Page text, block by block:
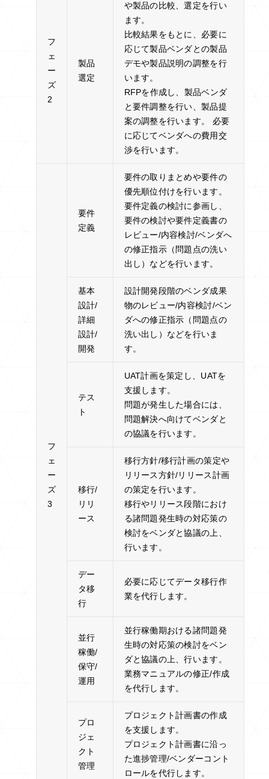
フ
ェ
ー
ズ
2
製品
選定
や製品の比較、選定を行い
ます。
比較結果をもとに、必要に
応じて製品ベンダとの製品
デモや製品説明の調整を行
います。
RFPを作成し、製品ベンダ
と要件調整を行い、製品提
案の調整を行います。 必要
に応じてベンダへの費用交
渉を行います。
フ
ェ
ー
ズ
3
要件
定義
要件の取りまとめや要件の
優先順位付けを行います。
要件定義の検討に参画し、
要件の検討や要件定義書の
レビュー/内容検討/ベンダへ
の修正指示（問題点の洗い
出し）などを行います。
基本
設計/
詳細
設計/
開発
設計開発段階のベンダ成果
物のレビュー/内容検討/ベン
ダへの修正指示（問題点の
洗い出し）などを行いま
す。
テス
ト
UAT計画を策定し、UATを
支援します。
問題が発生した場合には、
問題解決へ向けてベンダと
の協議を行います。
移行/
リリ
ース
移行方針/移行計画の策定や
リリース方針/リリース計画
の策定を行います。
移行やリリース段階におけ
る諸問題発生時の対応策の
検討をベンダと協議の上、
行います。
デー
タ移
行
必要に応じてデータ移行作
業を代行します。
並行
稼働/
保守/
運用
並行稼働期おける諸問題発
生時の対応策の検討をベン
ダと協議の上、行います。
業務マニュアルの修正/作成
を代行します。
プロ
ジェ
クト
管理
プロジェクト計画書の作成
を支援します。
プロジェクト計画書に沿っ
た進捗管理/ベンダーコント
ロールを代行します。